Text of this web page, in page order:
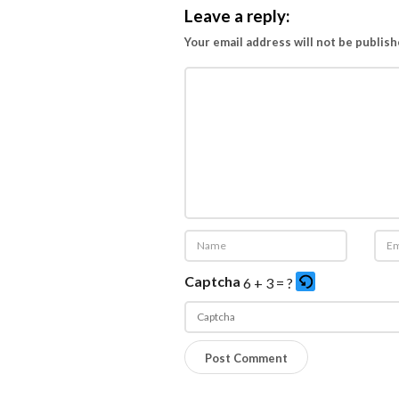
Leave a reply:
Your email address will not be
Captcha 6 + 3 = ?
P